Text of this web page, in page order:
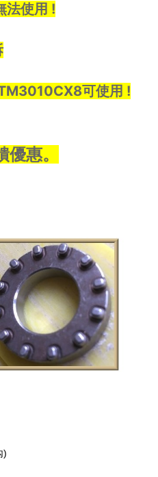
法使用 !
可使用 !
惠。
)